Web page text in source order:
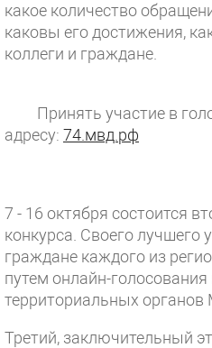
какое количество
каковы его достижения,
коллеги и граждане.
Принять участие в
адресу: 74.мвд.рф
7 - 16 октября состоится
конкурса. Своего лучшего
граждане каждого из
путем онлайн-голосования
территориальных органов
Третий, заключительный